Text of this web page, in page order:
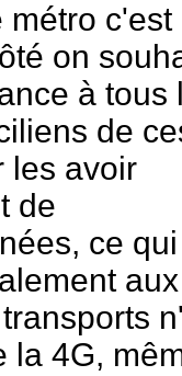
métro c'est
on
à tous
de
les avoir
de
ce qui
aux
la 4G,